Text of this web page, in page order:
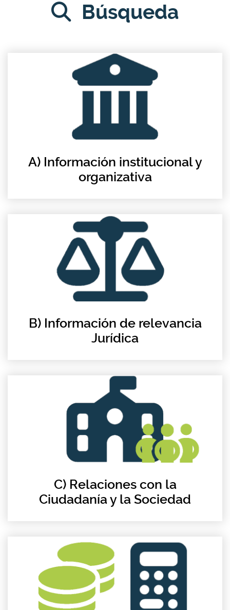
Búsqueda
A) Información institucional y
organizativa
B) Información de relevancia
Jurídica
C) Relaciones con la
Ciudadanía y la Sociedad